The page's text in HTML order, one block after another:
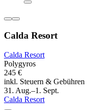
Calda Resort
Calda Resort
Polygyros
245 €
inkl. Steuern & Gebühren
31. Aug.–1. Sept.
Calda Resort